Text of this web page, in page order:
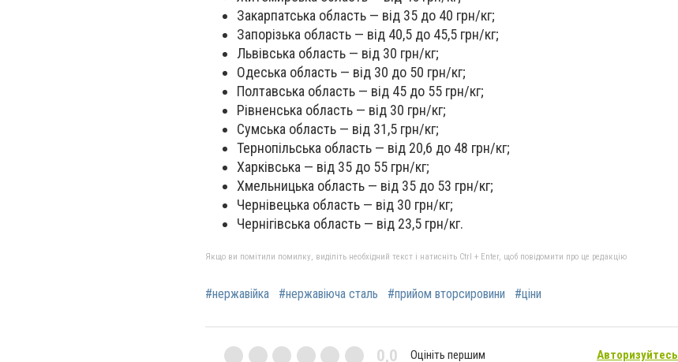
Закарпатська область — від 35 до 40 грн/кг;
Запорізька область — від 40,5 до 45,5 грн/кг;
Львівська область — від 30 грн/кг;
Одеська область — від 30 до 50 грн/кг;
Полтавська область — від 45 до 55 грн/кг;
Рівненська область — від 30 грн/кг;
Сумська область — від 31,5 грн/кг;
Тернопільська область — від 20,6 до 48 грн/кг;
Харківська — від 35 до 55 грн/кг;
Хмельницька область — від 35 до 53 грн/кг;
Чернівецька область — від 30 грн/кг;
Чернігівська область — від 23,5 грн/кг.
Якщо ви помітили помилку, виділіть необхідний текст і натисніть Ctrl + Enter, щоб повідомити про це редакцію
#нержавійка #нержавіюча сталь #прийом вторсировини #ціни
0,0 Оцініть першим Авторизуйтесь